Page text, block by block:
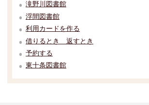
滝野川図書館
浮間図書館
利用カードを作る
借りるとき 返すとき
予約する
東十条図書館